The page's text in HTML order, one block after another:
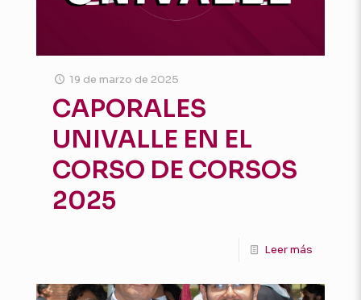
19 de marzo de 2025
CAPORALES
UNIVALLE EN EL
CORSO DE CORSOS
2025
Leer más